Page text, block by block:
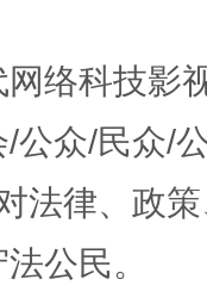
络科技影
公众/民众/
法律、政
公民。